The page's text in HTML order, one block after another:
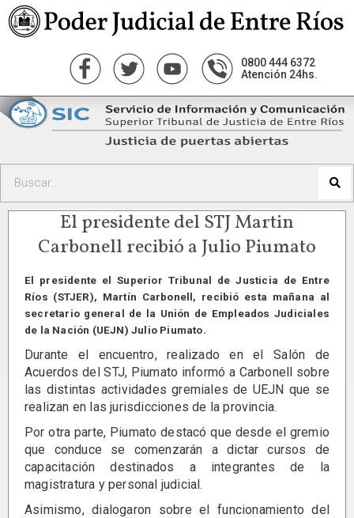
0800 444 6372
Atención 24hs.
El presidente del STJ Martin
Carbonell recibió a Julio Piumato
El presidente el Superior Tribunal de Justicia de Entre
Ríos (STJER), Martín Carbonell, recibió esta mañana al
secretario general de la Unión de Empleados Judiciales
de la Nación (UEJN) Julio Piumato.
Durante el encuentro, realizado en el Salón de
Acuerdos del STJ, Piumato informó a Carbonell sobre
las distintas actividades gremiales de UEJN que se
realizan en las jurisdicciones de la provincia.
Por otra parte, Piumato destacó que desde el gremio
que conduce se comenzarán a dictar cursos de
capacitación destinados a integrantes de la
magistratura y personal judicial.
Asimismo, dialogaron sobre el funcionamiento del